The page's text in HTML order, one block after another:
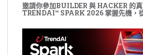
邀請你參加BUILDER 與 HACKER 的
TRENDAI™ SPARK 2026 掌握先機，